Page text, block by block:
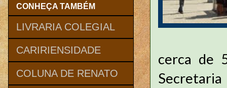
cerca de
Secretaria
CONHEÇA TAMBÉM
LIVRARIA COLEGIAL
CARIRIENSIDADE
COLUNA DE RENATO